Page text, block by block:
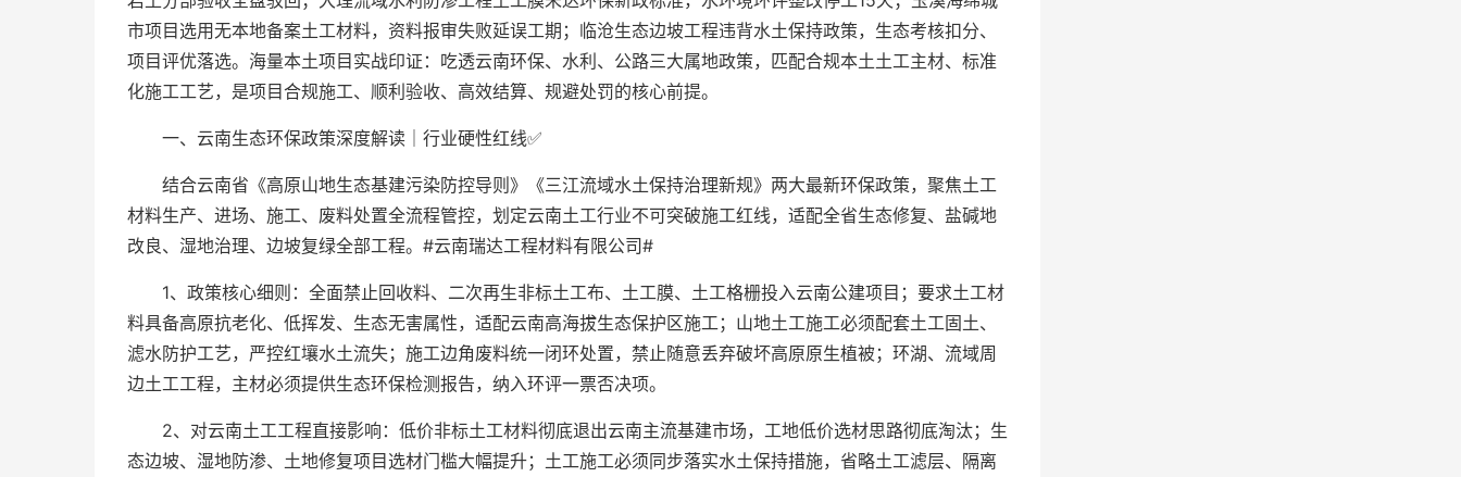
市项目选用无本地备案土工材料，资料报审失败延误工期；临沧生态边坡工程违背水土保持政策，生态考核扣分、
项目评优落选。海量本土项目实战印证：吃透云南环保、水利、公路三大属地政策，匹配合规本土土工主材、标准
化施工工艺，是项目合规施工、顺利验收、高效结算、规避处罚的核心前提。
一、云南生态环保政策深度解读｜行业硬性红线✅
结合云南省《高原山地生态基建污染防控导则》《三江流域水土保持治理新规》两大最新环保政策，聚焦土工
材料生产、进场、施工、废料处置全流程管控，划定云南土工行业不可突破施工红线，适配全省生态修复、盐碱地
改良、湿地治理、边坡复绿全部工程。#云南瑞达工程材料有限公司#
1、政策核心细则：全面禁止回收料、二次再生非标土工布、土工膜、土工格栅投入云南公建项目；要求土工材
料具备高原抗老化、低挥发、生态无害属性，适配云南高海拔生态保护区施工；山地土工施工必须配套土工固土、
滤水防护工艺，严控红壤水土流失；施工边角废料统一闭环处置，禁止随意丢弃破坏高原原生植被；环湖、流域周
边土工工程，主材必须提供生态环保检测报告，纳入环评一票否决项。
2、对云南土工工程直接影响：低价非标土工材料彻底退出云南主流基建市场，工地低价选材思路彻底淘汰；生
态边坡、湿地防渗、土地修复项目选材门槛大幅提升；土工施工必须同步落实水土保持措施，省略土工滤层、隔离